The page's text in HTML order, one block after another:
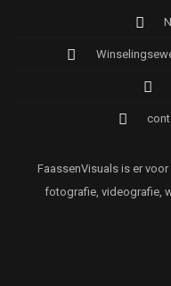
FaassenVisuals is er
fotografie, videografie,